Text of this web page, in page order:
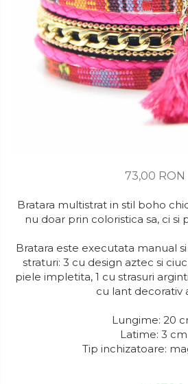
73,00 RON
Bratara multistrat in stil boho
nu doar prin coloristica sa, ci si
Bratara este executata manual
straturi: 3 cu design aztec si
piele impletita, 1 cu strasuri
cu lant decorativ
Lungime: 20
Latime: 3 cm
Tip inchizatoare: